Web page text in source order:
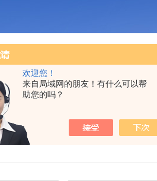
欢迎您！
来自局域网的朋友！有什么可以帮
助您的吗？
超声波清洗机，血球分类计数器，干燥箱培养箱